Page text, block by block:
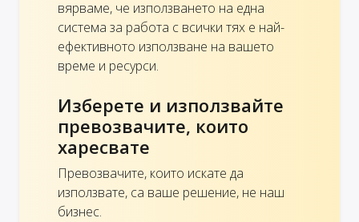
вярваме, че използването на една
система за работа с всички тях е най-
ефективното използване на вашето
време и ресурси.
Изберете и използвайте
превозвачите, които
харесвате
Превозвачите, които искате да
използвате, са ваше решение, не наш
бизнес.